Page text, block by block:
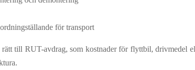
för transport
till RUT-avdrag, som kostnader för flyttbil, drivmedel